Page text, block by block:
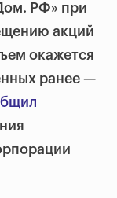
РФ» при
акций
окажется
ранее —